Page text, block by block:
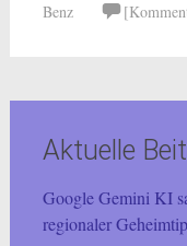
Benz
Aktuelle
Google Gemini KI
regionaler